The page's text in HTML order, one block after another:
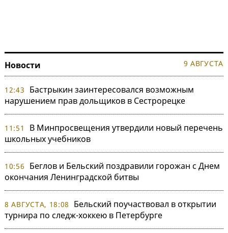
Новости 9 АВГУСТА
12:43
Бастрыкин заинтересовался возможным
нарушением прав дольщиков в Сестрорецке
11:51
В Минпросвещения утвердили новый перечень
школьных учебников
10:56
Беглов и Бельский поздравили горожан с Днем
окончания Ленинградской битвы
8 АВГУСТА, 18:08
Бельский поучаствовал в открытии
турнира по следж-хоккею в Петербурге